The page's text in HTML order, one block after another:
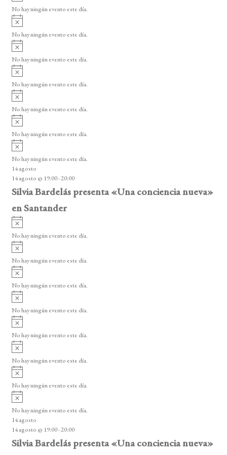
d
e
E
v
e
n
t
o
s
o
v
i
o
No hay ningún evento este día.
A
v
i
o
No hay ningún evento este día.
A
v
i
o
No hay ningún evento este día.
A
v
i
o
No hay ningún evento este día.
A
v
i
o
No hay ningún evento este día.
A
v
i
o
No hay ningún evento este día.
A
v
i
s
o
No hay ningún evento este día.
14 agosto
14 agosto @ 19:00-20:00
Silvia Bardelás presenta «Una conciencia nueva»
en Santander
A
v
i
o
No hay ningún evento este día.
A
v
i
o
No hay ningún evento este día.
A
v
i
o
No hay ningún evento este día.
A
v
i
o
No hay ningún evento este día.
A
v
i
o
No hay ningún evento este día.
A
v
i
o
No hay ningún evento este día.
A
v
i
o
No hay ningún evento este día.
A
v
i
s
o
No hay ningún evento este día.
14 agosto
14 agosto @ 19:00-20:00
Silvia Bardelás presenta «Una conciencia nueva»